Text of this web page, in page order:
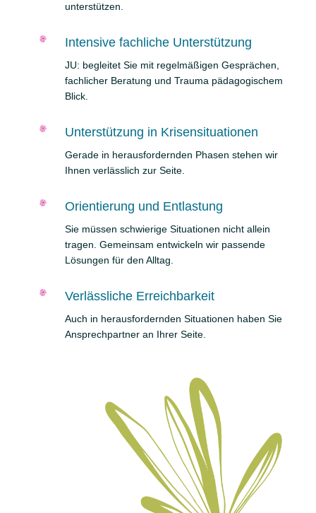
unterstützen.
Intensive fachliche Unterstützung
JU: begleitet Sie mit regelmäßigen Gesprächen,
fachlicher Beratung und Trauma pädagogischem
Blick.
Unterstützung in Krisensituationen
Gerade in herausfordernden Phasen stehen wir
Ihnen verlässlich zur Seite.
Orientierung und Entlastung
Sie müssen schwierige Situationen nicht allein
tragen. Gemeinsam entwickeln wir passende
Lösungen für den Alltag.
Verlässliche Erreichbarkeit
Auch in herausfordernden Situationen haben Sie
Ansprechpartner an Ihrer Seite.